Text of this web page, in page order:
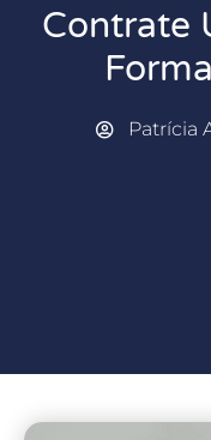
Contrate
Patrícia